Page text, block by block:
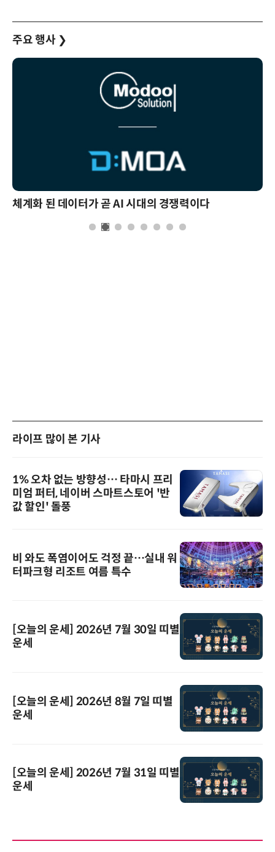
주요 행사 ❯
체계화 된 데이터가 곧 AI 시대의 경쟁력이다
라이프 많이 본 기사
1% 오차 없는 방향성… 타마시 프리
미엄 퍼터, 네이버 스마트스토어 '반
값 할인' 돌풍
비 와도 폭염이어도 걱정 끝…실내 워
터파크형 리조트 여름 특수
[오늘의 운세] 2026년 7월 30일 띠별
운세
[오늘의 운세] 2026년 8월 7일 띠별
운세
[오늘의 운세] 2026년 7월 31일 띠별
운세